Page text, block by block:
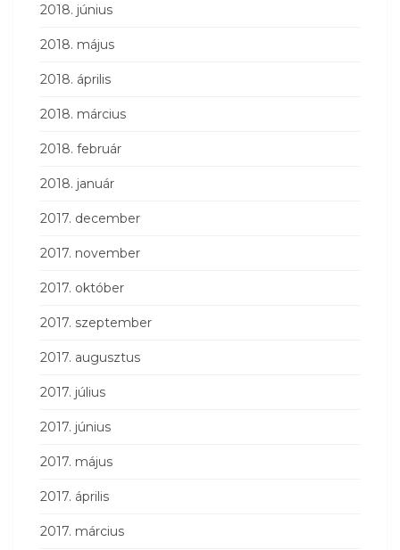
2018. június
2018. május
2018. április
2018. március
2018. február
2018. január
2017. december
2017. november
2017. október
2017. szeptember
2017. augusztus
2017. július
2017. június
2017. május
2017. április
2017. március